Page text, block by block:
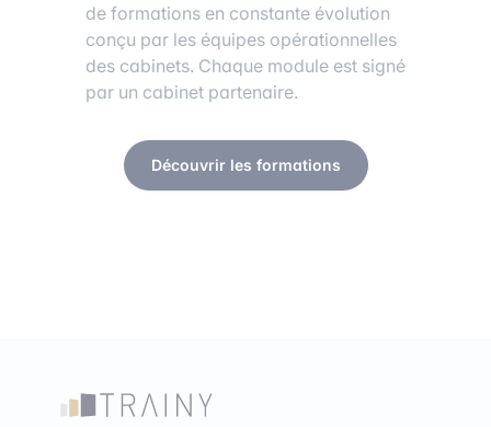
de formations en constante évolution
conçu par les équipes opérationnelles
des cabinets. Chaque module est signé
par un cabinet partenaire.
Découvrir les formations